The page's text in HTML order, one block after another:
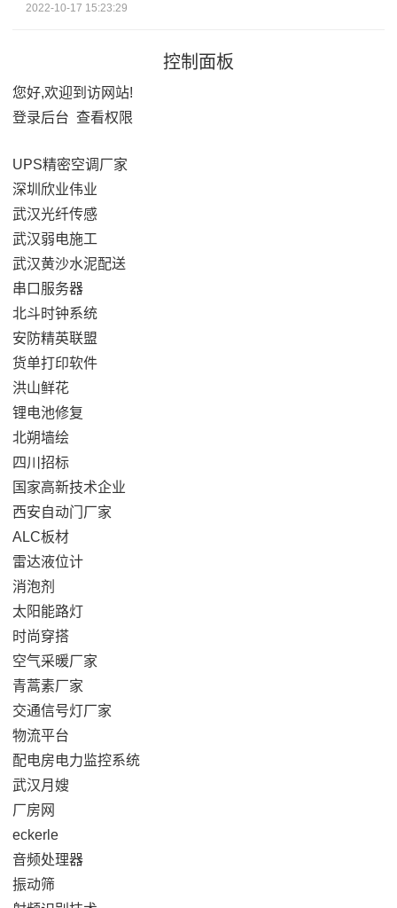
2022-10-17 15:23:29
控制面板
您好,欢迎到访网站!
登录后台 查看权限
UPS精密空调厂家
深圳欣业伟业
武汉光纤传感
武汉弱电施工
武汉黄沙水泥配送
串口服务器
北斗时钟系统
安防精英联盟
货单打印软件
洪山鲜花
锂电池修复
北朔墙绘
四川招标
国家高新技术企业
西安自动门厂家
ALC板材
雷达液位计
消泡剂
太阳能路灯
时尚穿搭
空气采暖厂家
青蒿素厂家
交通信号灯厂家
物流平台
配电房电力监控系统
武汉月嫂
厂房网
eckerle
音频处理器
振动筛